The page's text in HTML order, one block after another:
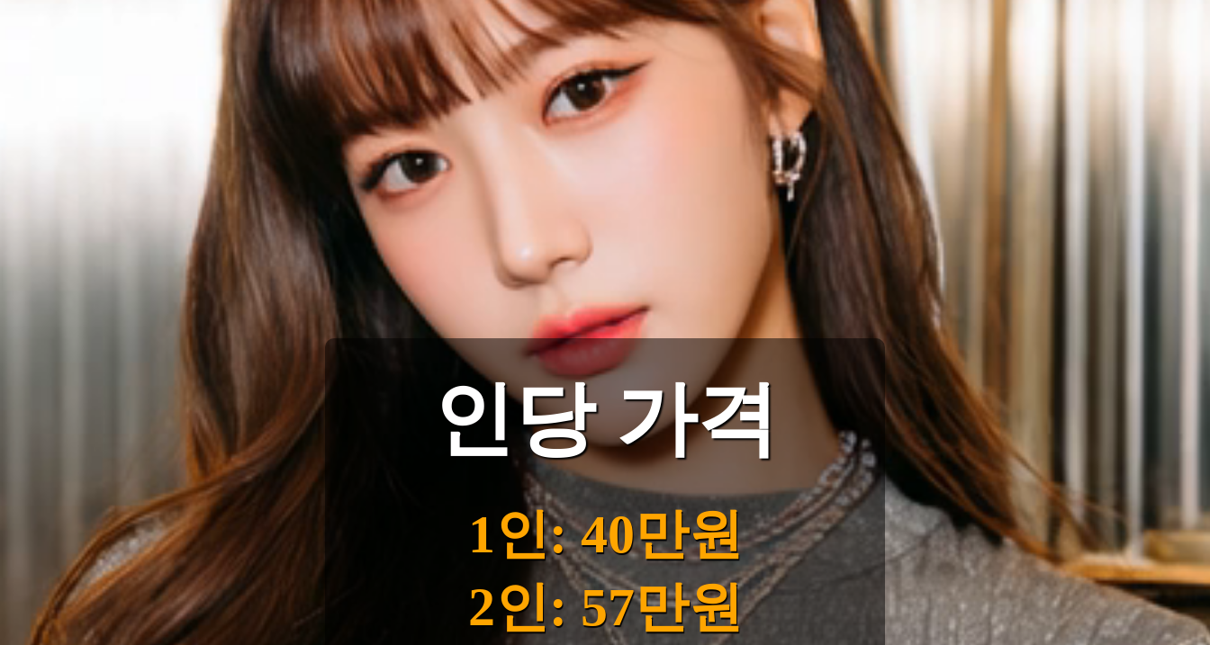
인당 가격
1인: 40만원
2인: 57만원